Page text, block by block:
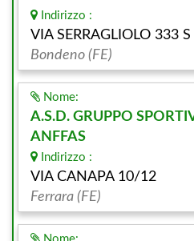
Indirizzo :
VIA SERRAGLIOLO 333
Bondeno (FE)
Nome:
A.S.D. GRUPPO
ANFFAS
Indirizzo :
VIA CANAPA 10/12
Ferrara (FE)